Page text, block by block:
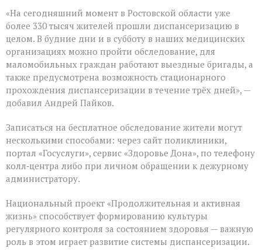
«На сегодняшний момент в Ростовской области уже
более 330 тысяч жителей прошли диспансеризацию в
целом. В будние дни и в субботу в наших медицинских
организациях можно пройти обследование, для
маломобильных граждан работают выездные бригады, а
также предусмотрена возможность стационарного
прохождения диспансеризации в течение трёх дней», —
добавил Андрей Пайков.
Записаться на бесплатное обследование жители могут
несколькими способами: через сайт поликлиники,
портал «Госуслуги», сервис «Здоровье Дона», по телефону
колл‑центра либо при личном обращении к дежурному
администратору.
Национальный проект «Продолжительная и активная
жизнь» способствует формированию культуры
регулярного контроля за состоянием здоровья — важную
роль в этом играет развитие системы диспансеризации.